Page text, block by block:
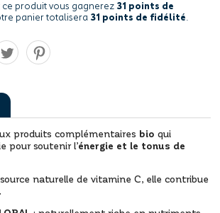
ce produit vous gagnerez 31 points de
panier totalisera 31 points de fidélité
produits complémentaires bio qui
pour soutenir l’énergie et le tonus de
naturelle de vitamine C, elle contribue